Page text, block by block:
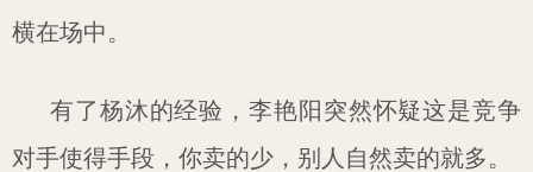
横在场中。
有了杨沐的经验，李艳阳突然怀疑这是竞争
对手使得手段，你卖的少，别人自然卖的就多。